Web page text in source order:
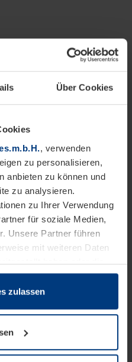
Über Cookies
, verwenden
zu personalisieren,
anbieten zu können und
zu analysieren.
zu Ihrer Verwendung
für soziale Medien,
Unsere Partner führen
mit weiteren Daten
haben oder die
der Dienste gesammelt
Seite unbedingt
Cookie-Typen benötigen
können Sie jederzeit
zulassen